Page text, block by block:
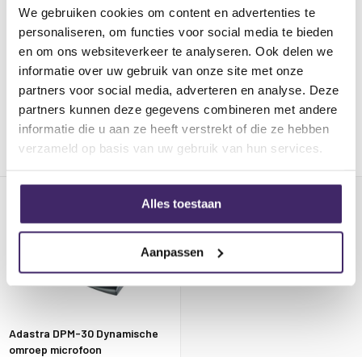
We gebruiken cookies om content en advertenties te
personaliseren, om functies voor social media te bieden
en om ons websiteverkeer te analyseren. Ook delen we
informatie over uw gebruik van onze site met onze
partners voor social media, adverteren en analyse. Deze
partners kunnen deze gegevens combineren met andere
informatie die u aan ze heeft verstrekt of die ze hebben
verzameld op basis van uw gebruik van hun services.
Alles toestaan
Aanpassen
Adastra CS-5 Omroep
microfoon voor RZ45
€ 169,00
€ 179,99
Voor 17:00 uur besteld, morgen in
Adastra CPM-20 Condensator
paging microfoon
€ 79,95
€ 89,99
Adastra DPM-30 Dynamische
omroep microfoon